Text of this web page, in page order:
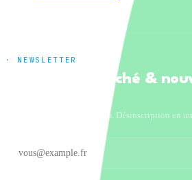
· NEWSLETTER
Tendances marché &
Un email par mois maximum. Désinscription en